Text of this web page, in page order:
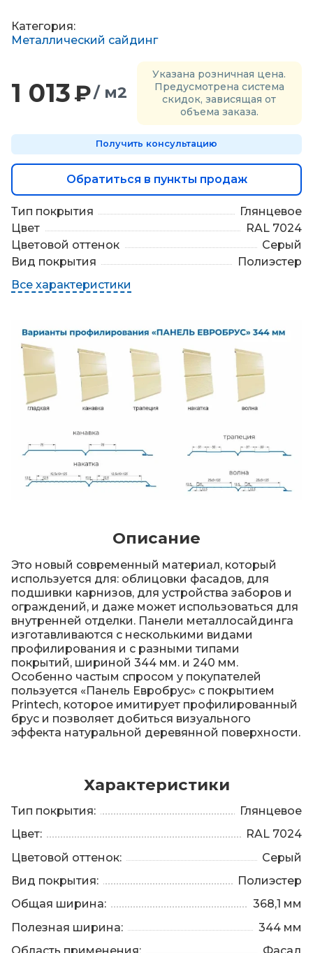
о
д
б
м
а
е
и
л
в
Категория:
Металлический сайдинг
1 013₽/ м2
Указана розничная цена.
Предусмотрена система
скидок, зависящая от
объема заказа.
Получить консультацию
Обратиться в пункты продаж
Тип покрытия
Глянцевое
Цвет
RAL 7024
Цветовой оттенок
Серый
Вид покрытия
Полиэстер
Все характеристики
Описание
Это новый современный материал, который
используется для: облицовки фасадов, для
подшивки карнизов, для устройства заборов и
ограждений, и даже может использоваться для
внутренней отделки. Панели металлосайдинга
изготавливаются с несколькими видами
профилирования и с разными типами
покрытий, шириной 344 мм. и 240 мм.
Особенно частым спросом у покупателей
пользуется «Панель Евробрус» c покрытием
Printech, которое имитирует профилированный
брус и позволяет добиться визуального
эффекта натуральной деревянной поверхности.
Характеристики
Тип покрытия:
Глянцевое
Цвет:
RAL 7024
Цветовой оттенок:
Серый
Вид покрытия:
Полиэстер
Общая ширина:
368,1 мм
Полезная ширина:
344 мм